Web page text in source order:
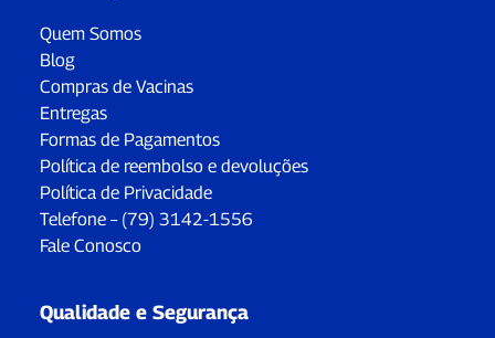
Quem Somos
Blog
Compras de Vacinas
Entregas
Formas de Pagamentos
Política de reembolso e devoluções
Política de Privacidade
Telefone – (79) 3142-1556
Fale Conosco
Qualidade e Segurança